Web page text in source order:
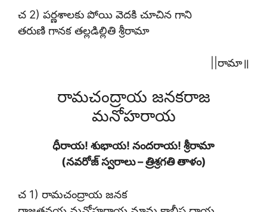
చ 2) పర్ణశాలకు పోయి వెదకి చూచిన గాని
తరుణి గానక తల్లడిల్లితి శ్రీరామా
||రామా॥
రామచంద్రాయ జనకరాజ
మనోహరాయ
ధీరాయ! శుభాయ! నందరాయ! శ్రీరామా
(నవరోజ్ స్వరాలు – త్రిశ్రగతి తాళం)
చ 1) రామచంద్రాయ జనక